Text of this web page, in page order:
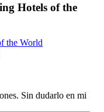
Hotels of the
the World
Sin dudarlo en mi